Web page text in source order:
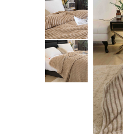
Cearceaf cu elastic
Cearceaf normal
Lenjerii De Pat Creponate
Lenjerii De Pat Bumbac Poplin 2
Lenjerii De Pat Bumbac Poplin,
Matlasate, 2 Persoane
Lenjerii De Pat Bumbac Satinat 2